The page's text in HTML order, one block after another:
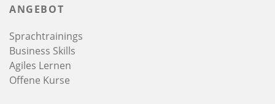
ANGEBOT
Sprachtrainings
Business Skills
Agiles Lernen
Offene Kurse